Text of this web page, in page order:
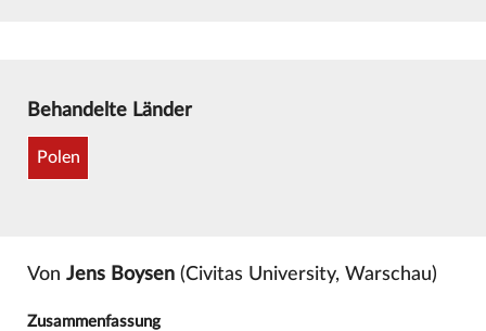
Behandelte Länder
Polen
Von Jens Boysen(Civitas University, Warschau)
Zusammenfassung